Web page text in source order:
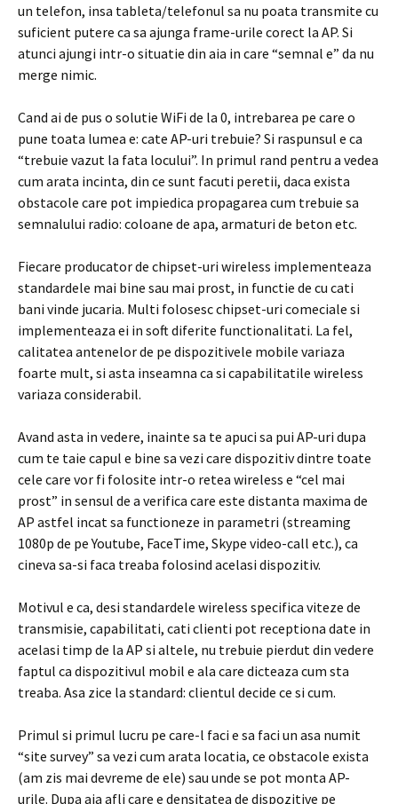
un telefon, insa tableta/telefonul sa nu poata transmite cu
suficient putere ca sa ajunga frame-urile corect la AP. Si
atunci ajungi intr-o situatie din aia in care “semnal e” da nu
merge nimic.
Cand ai de pus o solutie WiFi de la 0, intrebarea pe care o
pune toata lumea e: cate AP-uri trebuie? Si raspunsul e ca
“trebuie vazut la fata locului”. In primul rand pentru a vedea
cum arata incinta, din ce sunt facuti peretii, daca exista
obstacole care pot impiedica propagarea cum trebuie sa
semnalului radio: coloane de apa, armaturi de beton etc.
Fiecare producator de chipset-uri wireless implementeaza
standardele mai bine sau mai prost, in functie de cu cati
bani vinde jucaria. Multi folosesc chipset-uri comeciale si
implementeaza ei in soft diferite functionalitati. La fel,
calitatea antenelor de pe dispozitivele mobile variaza
foarte mult, si asta inseamna ca si capabilitatile wireless
variaza considerabil.
Avand asta in vedere, inainte sa te apuci sa pui AP-uri dupa
cum te taie capul e bine sa vezi care dispozitiv dintre toate
cele care vor fi folosite intr-o retea wireless e “cel mai
prost” in sensul de a verifica care este distanta maxima de
AP astfel incat sa functioneze in parametri (streaming
1080p de pe Youtube, FaceTime, Skype video-call etc.), ca
cineva sa-si faca treaba folosind acelasi dispozitiv.
Motivul e ca, desi standardele wireless specifica viteze de
transmisie, capabilitati, cati clienti pot receptiona date in
acelasi timp de la AP si altele, nu trebuie pierdut din vedere
faptul ca dispozitivul mobil e ala care dicteaza cum sta
treaba. Asa zice la standard: clientul decide ce si cum.
Primul si primul lucru pe care-l faci e sa faci un asa numit
“site survey” sa vezi cum arata locatia, ce obstacole exista
(am zis mai devreme de ele) sau unde se pot monta AP-
urile. Dupa aia afli care e densitatea de dispozitive pe